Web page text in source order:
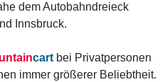
dem Autobahndreieck
Innsbruck.
cartbei Privatpersonen
immer größerer Beliebtheit.